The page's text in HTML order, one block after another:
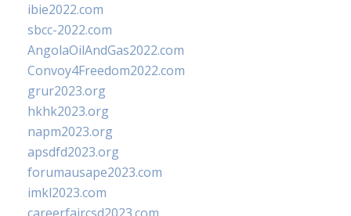
ibie2022.com
sbcc-2022.com
AngolaOilAndGas2022.com
Convoy4Freedom2022.com
grur2023.org
hkhk2023.org
napm2023.org
apsdfd2023.org
forumausape2023.com
imkl2023.com